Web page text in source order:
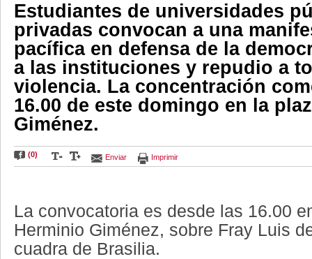
Estudiantes de universidades
privadas convocan a una
pacífica en defensa de la
a las instituciones y repudio a
violencia. La concentración
16.00 de este domingo en la
Giménez.
(0) Enviar Imprimir
La convocatoria es desde las 16.00
Herminio Giménez, sobre Fray Luis
cuadra de Brasilia.